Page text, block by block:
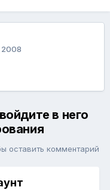
2008
в него
оставить комментарий